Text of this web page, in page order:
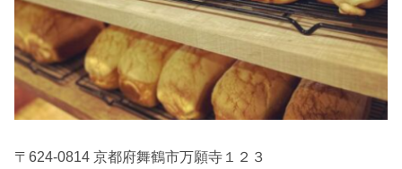
〒624-0814 京都府舞鶴市万願寺１２３